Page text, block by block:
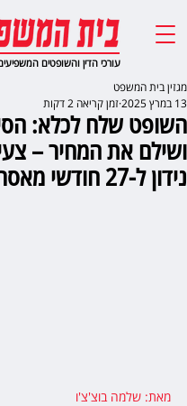
עורכי הדין והשופטים
השופט שלח לכלא:
ושילם את המחיר –
נידון ל-27 חודשי מאסר
מגזין בית המשפט
13 במרץ 2025
זמן קריאה 2 דקות
מאת: שלמה בוצ'צ'ו